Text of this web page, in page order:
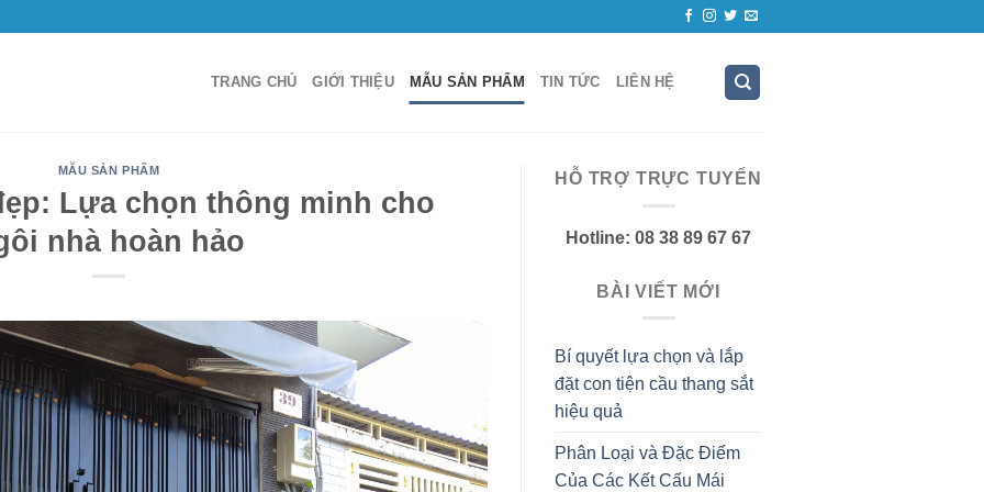
TRANG CHỦ GIỚI THIỆU MẪU SẢN PHẨM TIN TỨC LIÊN HỆ
MẪU SẢN PHẨM
Lựa chọn thông minh cho
nhà hoàn hảo
HỖ TRỢ TRỰC TUYẾN
Hotline: 08 38 89 67 67
BÀI VIẾT MỚI
Bí quyết lựa chọn và lắp
đặt con tiện cầu thang sắt
hiệu quả
Phân Loại và Đặc Điểm
Của Các Kết Cấu Mái